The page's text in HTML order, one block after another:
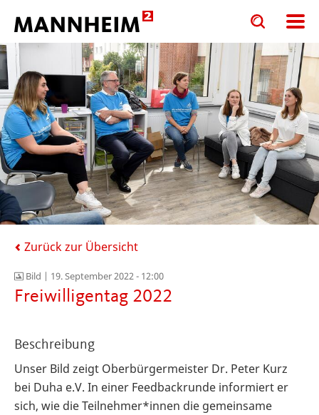
Toggle
search
input
form
Toggle
search
input
Zurück zur Übersicht
Bild | 19. September 2022 - 12:00
Freiwilligentag 2022
Beschreibung
Unser Bild zeigt Oberbürgermeister Dr. Peter Kurz
bei Duha e.V. In einer Feedbackrunde informiert er
sich, wie die Teilnehmer*innen die gemeinsame